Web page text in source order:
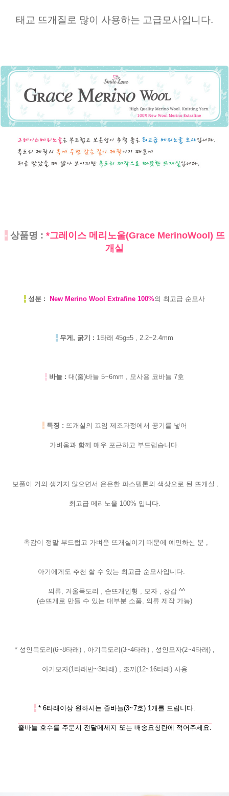
태교 뜨개질로 많이 사용하는 고급모사입니다.
- 상품명 : *그레이스 메리노울(Grace MerinoWool) 뜨
개실
- 성분 : New Merino Wool Extrafine 100%의 최고급 순모사
- 무게, 굵기 : 1타래 45g±5 , 2.2~2.4mm
- 바늘 : 대(줄)바늘 5~6mm , 모사용 코바늘 7호
- 특징 : 뜨개실의 꼬임 제조과정에서 공기를 넣어
가벼움과 함께 매우 포근하고 부드럽습니다.
보풀이 거의 생기지 않으면서 은은한 파스텔톤의 색상으로 된 뜨개실 ,
최고급 메리노울 100% 입니다.
촉감이 정말 부드럽고 가벼운 뜨개실이기 때문에 예민하신 분 ,
아기에게도 추천 할 수 있는 최고급 순모사입니다.
의류, 겨울목도리 , 손뜨개인형 , 모자 , 장갑 ^^
(손뜨개로 만들 수 있는 대부분 소품, 의류 제작 가능)
* 성인목도리(6~8타래) , 아기목도리(3~4타래) , 성인모자(2~4타래) ,
아기모자(1타래반~3타래) , 조끼(12~16타래) 사용
-* 6타래이상 원하시는 줄바늘(3~7호) 1개를 드립니다.
줄바늘 호수를 주문시 전달메세지 또는 배송요청란에 적어주세요.